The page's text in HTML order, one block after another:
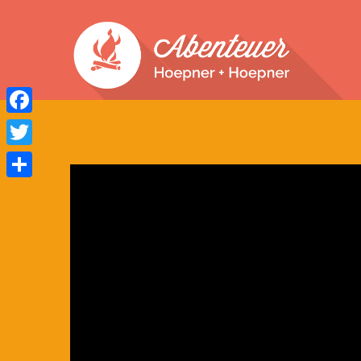
Facebook
Twitter